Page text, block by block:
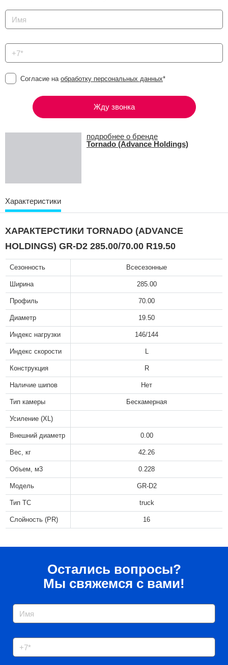
Согласие на обработку персональных данных*
Жду звонка
подробнее о бренде
Tornado (Advance Holdings)
Характеристики
ХАРАКТЕРСТИКИ TORNADO (ADVANCE
HOLDINGS) GR-D2 285.00/70.00 R19.50
Сезонность Всесезонные
Ширина 285.00
Профиль 70.00
Диаметр 19.50
Индекс нагрузки 146/144
Индекс скорости L
Конструкция R
Наличие шипов Нет
Тип камеры Бескамерная
Усиление (XL)
Внешний диаметр 0.00
Вес, кг 42.26
Объем, м3 0.228
Модель GR-D2
Тип ТС truck
Слойность (PR) 16
Остались вопросы?
Мы свяжемся с вами!